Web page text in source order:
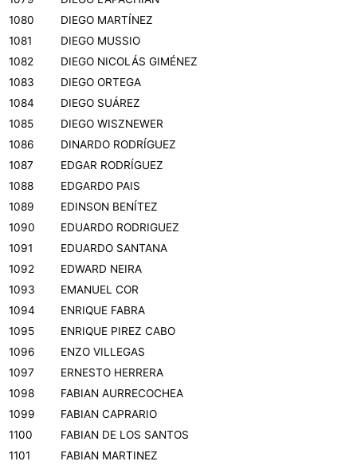
1080
DIEGO MARTÍNEZ
1081
DIEGO MUSSIO
1082
DIEGO NICOLÁS GIMÉNEZ
1083
DIEGO ORTEGA
1084
DIEGO SUÁREZ
1085
DIEGO WISZNEWER
1086
DINARDO RODRÍGUEZ
1087
EDGAR RODRÍGUEZ
1088
EDGARDO PAIS
1089
EDINSON BENÍTEZ
1090
EDUARDO RODRIGUEZ
1091
EDUARDO SANTANA
1092
EDWARD NEIRA
1093
EMANUEL COR
1094
ENRIQUE FABRA
1095
ENRIQUE PIREZ CABO
1096
ENZO VILLEGAS
1097
ERNESTO HERRERA
1098
FABIAN AURRECOCHEA
1099
FABIAN CAPRARIO
1100
FABIAN DE LOS SANTOS
1101
FABIAN MARTINEZ